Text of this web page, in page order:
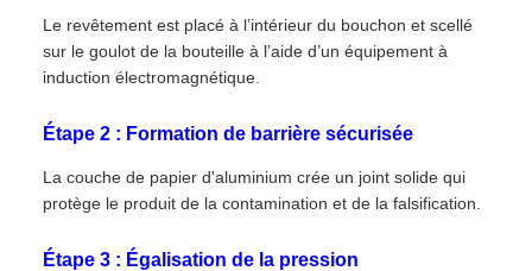
Le revêtement est placé à l’intérieur du bouchon et scellé
sur le goulot de la bouteille à l’aide d’un équipement à
induction électromagnétique.
Étape 2 : Formation de barrière sécurisée
La couche de papier d'aluminium crée un joint solide qui
protège le produit de la contamination et de la falsification.
Étape 3 : Égalisation de la pression